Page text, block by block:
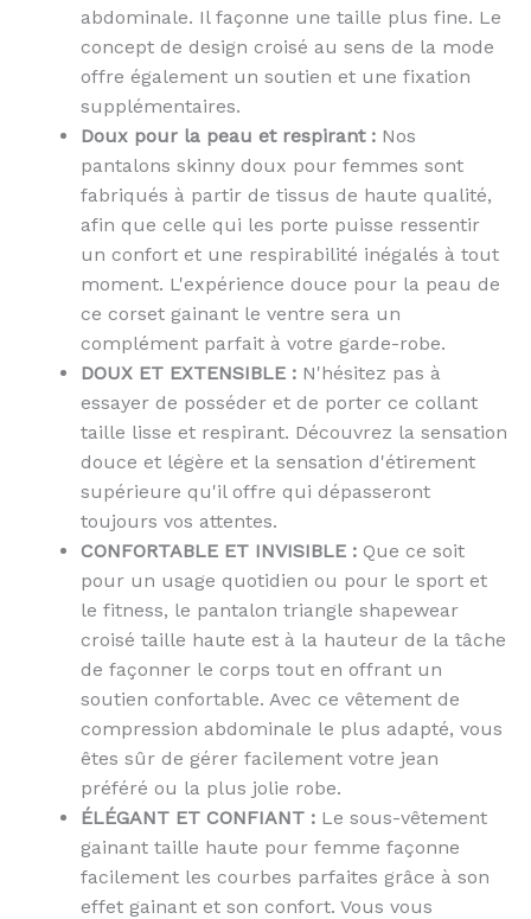
abdominale. Il façonne une taille plus fine. Le
concept de design croisé au sens de la mode
offre également un soutien et une fixation
supplémentaires.
Doux pour la peau et respirant : Nos
pantalons skinny doux pour femmes sont
fabriqués à partir de tissus de haute qualité,
afin que celle qui les porte puisse ressentir
un confort et une respirabilité inégalés à tout
moment. L'expérience douce pour la peau de
ce corset gainant le ventre sera un
complément parfait à votre garde-robe.
DOUX ET EXTENSIBLE : N'hésitez pas à
essayer de posséder et de porter ce collant
taille lisse et respirant. Découvrez la sensation
douce et légère et la sensation d'étirement
supérieure qu'il offre qui dépasseront
toujours vos attentes.
CONFORTABLE ET INVISIBLE : Que ce soit
pour un usage quotidien ou pour le sport et
le fitness, le pantalon triangle shapewear
croisé taille haute est à la hauteur de la tâche
de façonner le corps tout en offrant un
soutien confortable. Avec ce vêtement de
compression abdominale le plus adapté, vous
êtes sûr de gérer facilement votre jean
préféré ou la plus jolie robe.
ÉLÉGANT ET CONFIANT : Le sous-vêtement
gainant taille haute pour femme façonne
facilement les courbes parfaites grâce à son
effet gainant et son confort. Vous vous